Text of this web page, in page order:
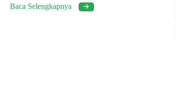
Baca Selengkapnya